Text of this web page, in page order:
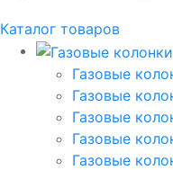
Каталог товаров
Газовые
Газовые
Газовые
Газовые
Газовые